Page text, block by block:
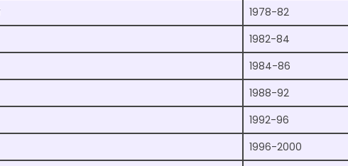
1978-82
1982-84
1984-86
1988-92
1992-96
1996-2000